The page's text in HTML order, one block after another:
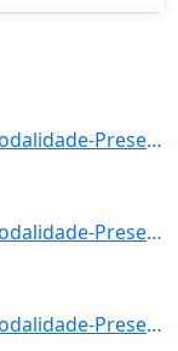
462: municipio-Teresina-centro-CCE-modalidade-Presencial-convenio--selecao-PROCESSO_DE_HABILIDADE_ESPECIF]
463: municipio-Teresina-centro-CCE-modalidade-Presencial-convenio--selecao-SISU_COTA-cota-AA-1-sexo-M-uf-]
464: municipio-Teresina-centro-CCE-modalidade-Presencial-convenio--selecao-PROCESSO_DE_HABILIDADE_ESPECIF]